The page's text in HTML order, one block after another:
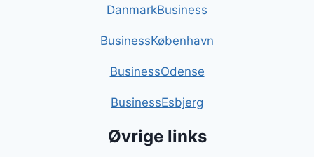
DanmarkBusiness
BusinessKøbenhavn
BusinessOdense
BusinessEsbjerg
Øvrige links